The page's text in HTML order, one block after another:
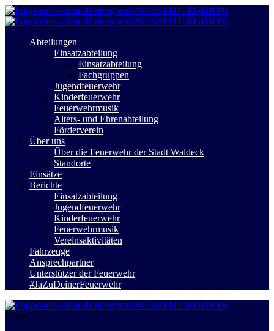
Abteilungen
Einsatzabteilung
Einsatzabteilung
Fachgruppen
Jugendfeuerwehr
Kinderfeuerwehr
Feuerwehrmusik
Alters- und Ehrenabteilung
Förderverein
Über uns
Über die Feuerwehr der Stadt Waldeck
Standorte
Einsätze
Berichte
Einsatzabteilung
Jugendfeuerwehr
Kinderfeuerwehr
Feuerwehrmusik
Vereinsaktivitäten
Fahrzeuge
Ansprechpartner
Unterstützer der Feuerwehr
#JaZuDeinerFeuerwehr
Close